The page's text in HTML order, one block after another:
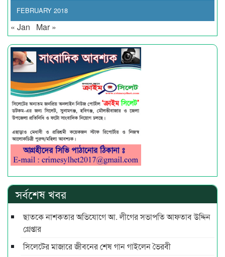
FEBRUARY 2018
« Jan Mar »
সর্বশেষ খবর
ছাতকে নাশকতার অভিযোগে আ. লীগের সভাপ‌তি আফতাব উদ্দিন
গ্রেপ্তার
সিলেটের মাজারে জীবনের শেষ গান গাইলেন ভৈরবী